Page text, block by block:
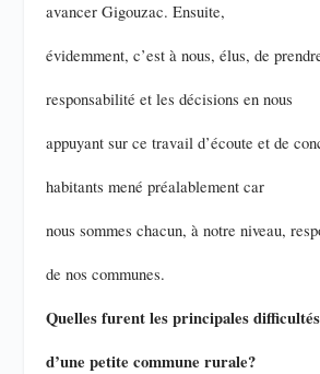
avancer Gigouzac. Ensuite,
évidemment, c’est à nous, élus, de
responsabilité et les décisions en nous
appuyant sur ce travail d’écoute et de
habitants mené préalablement car
nous sommes chacun, à notre niveau,
de nos communes.
Quelles furent les principales
d’une petite commune rurale?